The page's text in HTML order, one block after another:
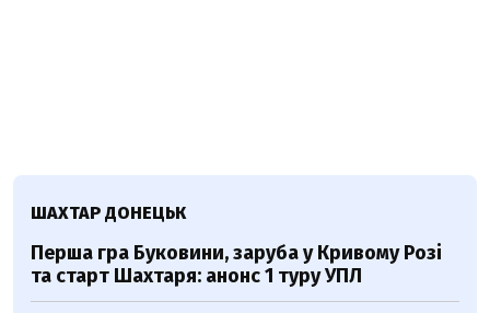
ШАХТАР ДОНЕЦЬК
Перша гра Буковини, заруба у Кривому Розі
та старт Шахтаря: анонс 1 туру УПЛ